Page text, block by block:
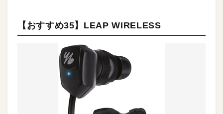
【おすすめ35】LEAP WIRELESS